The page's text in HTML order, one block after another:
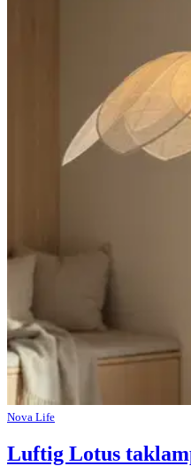
Nova Life
Luftig Lotus